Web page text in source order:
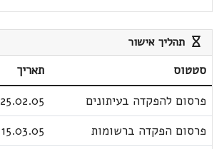
תהליך אישור
סטטוס תאריך
פרסום להפקדה בעיתונים
25.02.05
פרסום הפקדה ברשומות
15.03.05